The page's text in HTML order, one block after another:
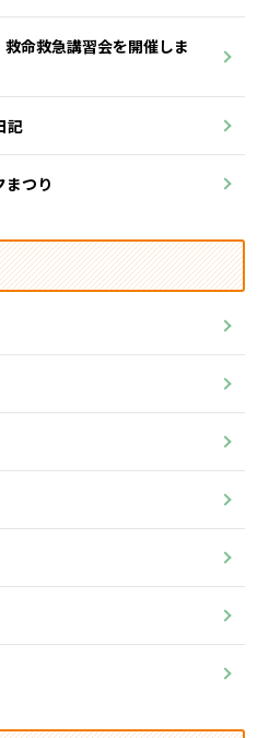
命救急講習会を開催しま
記
まつり